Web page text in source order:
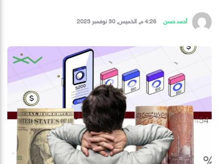
أحمد حسن 4:26 م, الخميس, 30 نوفمبر 2023